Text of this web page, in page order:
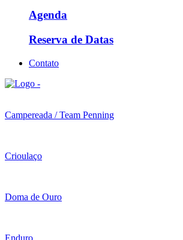
Agenda
Reserva de Datas
Contato
Campereada / Team Penning
Crioulaço
Doma de Ouro
Enduro